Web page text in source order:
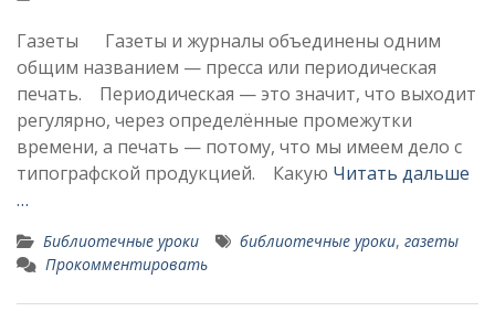
Газеты Газеты и журналы объединены одним
общим названием — прес­са или периодическая
печать. Периодическая — это значит, что выходит
регулярно, через определённые промежутки
времени, а печать — потому, что мы име­ем дело с
типографской продукцией. Какую Читать дальше
…
Библиотечные уроки библиотечные уроки, газеты
Прокомментировать